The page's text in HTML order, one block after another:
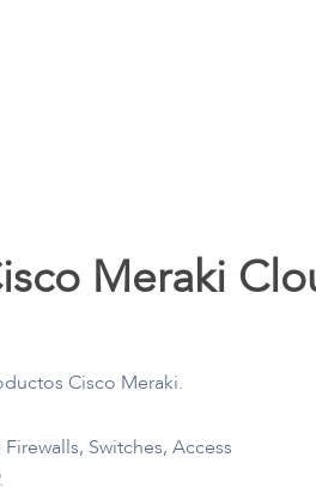
Meraki
Cisco Meraki.
Switches, Access